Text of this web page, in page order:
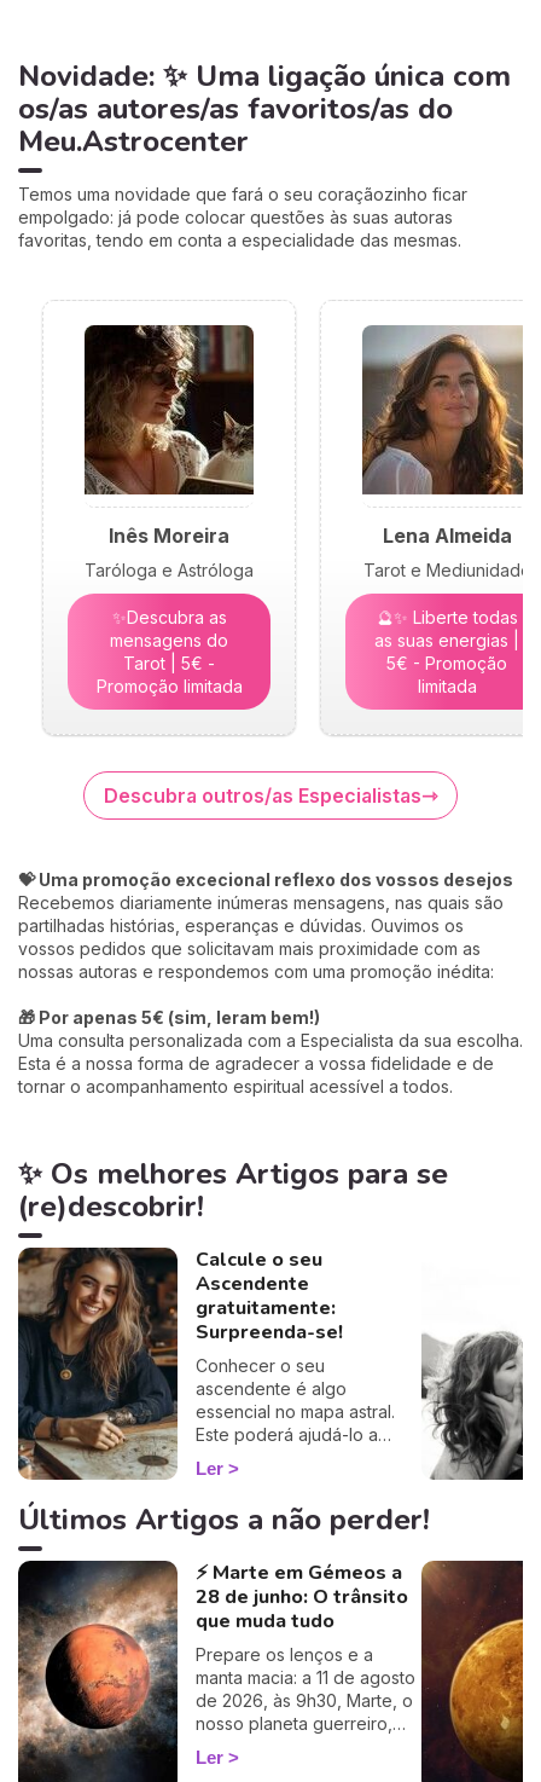
Novidade: ✨ Uma ligação única com
os/as autores/as favoritos/as do
Meu.Astrocenter
Temos uma novidade que fará o seu coraçãozinho ficar
empolgado: já pode colocar questões às suas autoras
favoritas, tendo em conta a especialidade das mesmas.
Inês Moreira
Taróloga e Astróloga
✨Descubra as
mensagens do
Tarot | 5€ -
Promoção limitada
Lena Almeida
Tarot e Mediunidade
🔮✨ Liberte todas
as suas energias |
5€ - Promoção
limitada
Descubra outros/as Especialistas
💝 Uma promoção excecional reflexo dos vossos desejos
Recebemos diariamente inúmeras mensagens, nas quais são
partilhadas histórias, esperanças e dúvidas. Ouvimos os
vossos pedidos que solicitavam mais proximidade com as
nossas autoras e respondemos com uma promoção inédita:
🎁 Por apenas 5€ (sim, leram bem!)
Uma consulta personalizada com a Especialista da sua escolha.
Esta é a nossa forma de agradecer a vossa fidelidade e de
tornar o acompanhamento espiritual acessível a todos.
✨ Os melhores Artigos para se
(re)descobrir!
Calcule o seu
Ascendente
gratuitamente:
Surpreenda-se!
Conhecer o seu
ascendente é algo
essencial no mapa astral.
Este poderá ajudá-lo a
compreender o porquê de
alguns comportamentos e
que imagem transmite aos
outros… Calcule o seu
descubra como este
influencia o seu Signo Solar
e as suas relações. É um
100%, apenas precisa de
ter a hora e o local do seu
nascimento.
Ler
Últimos Artigos a não perder!
⚡ Marte em Gémeos a
28 de junho: O trânsito
que muda tudo
Prepare os lenços e a
manta macia: a 11 de agosto
de 2026, às 9h30, Marte, o
nosso planeta guerreiro,
guarda a espada, deixa a
agitação mental de Gémeos
Ler